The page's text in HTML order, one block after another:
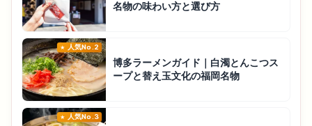
名物の味わい方と選び方
人気No.2
博多ラーメンガイド｜白濁とんこつス
ープと替え玉文化の福岡名物
人気No.3